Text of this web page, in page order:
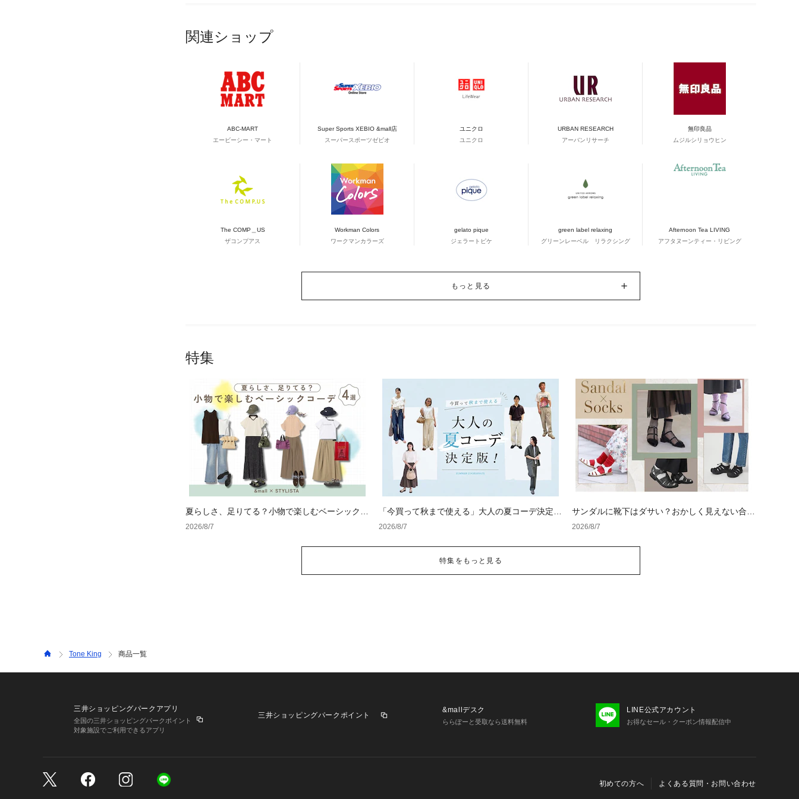
関連ショップ
ABC-MART
エービーシー・マート
Super Sports XEBIO &mall店
スーパースポーツゼビオ
ユニクロ
ユニクロ
URBAN RESEARCH
アーバンリサーチ
無印良品
ムジルシリョウヒン
The COMP＿US
ザコンプアス
Workman Colors
ワークマンカラーズ
gelato pique
ジェラートピケ
green label relaxing
グリーンレーベル リラクシング
Afternoon Tea LIVING
アフタヌーンティー・リビング
もっと見る
特集
夏らしさ、足りてる？小物で楽しむベーシックコ
ーデ4選
2026/8/7
「今買って秋まで使える」大人の夏コーデ決定
版！男女別正解スタイルとNGな着こなし
2026/8/7
サンダルに靴下はダサい？おかしく見えない合わ
せ方の黄金法則と男女別おすすめコーデ
2026/8/7
特集をもっと見る
Tone King 商品一覧
三井ショッピングパークアプリ
全国の三井ショッピングパークポイント
対象施設でご利用できるアプリ
三井ショッピングパークポイント
&mallデスク
ららぽーと受取なら送料無料
LINE公式アカウント
お得なセール・クーポン情報配信中
初めての方へ よくある質問・お問い合わせ